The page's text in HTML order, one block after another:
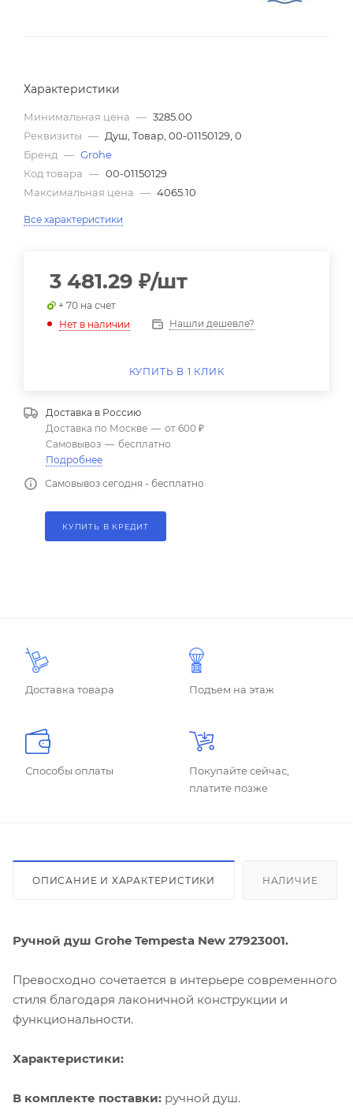
Характеристики
Минимальная цена — 3285.00
Реквизиты — Душ, Товар, 00-01150129, 0
Бренд — Grohe
Код товара — 00-01150129
Максимальная цена — 4065.10
Все характеристики
3 481.29 ₽/шт
+ 70 на счет
Нет в наличии
Нашли дешевле?
КУПИТЬ В 1 КЛИК
Доставка в Россию
Доставка по Москве — от 600 ₽
Самовывоз — бесплатно
Подробнее
Самовывоз сегодня - бесплатно
КУПИТЬ В КРЕДИТ
Доставка товара Подъем на этаж
Способы оплаты
Покупайте сейчас,
платите позже
ОПИСАНИЕ И ХАРАКТЕРИСТИКИ НАЛИЧИЕ
Ручной душ Grohe Tempesta New 27923001.
Превосходно сочетается в интерьере современного
стиля благодаря лаконичной конструкции и
функциональности.
Характеристики:
В комплекте поставки: ручной душ.